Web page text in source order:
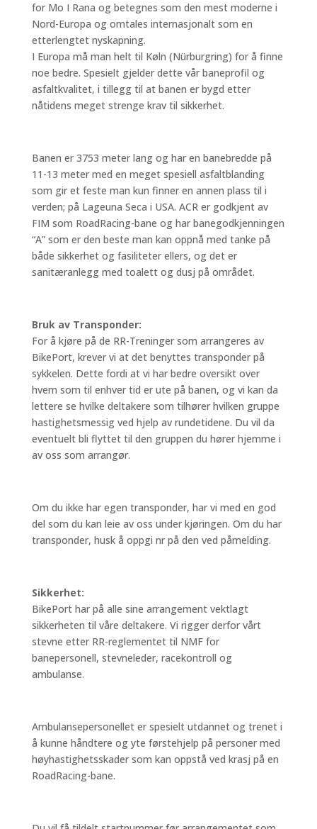
for Mo I Rana og betegnes som den mest moderne i
Nord-Europa og omtales internasjonalt som en
etterlengtet nyskapning.
I Europa må man helt til Køln (Nürburgring) for å finne
noe bedre. Spesielt gjelder dette vår baneprofil og
asfaltkvalitet, i tillegg til at banen er bygd etter
nåtidens meget strenge krav til sikkerhet.
Banen er 3753 meter lang og har en banebredde på
11-13 meter med en meget spesiell asfaltblanding
som gir et feste man kun finner en annen plass til i
verden; på Lageuna Seca i USA. ACR er godkjent av
FIM som RoadRacing-bane og har banegodkjenningen
“A” som er den beste man kan oppnå med tanke på
både sikkerhet og fasiliteter ellers, og det er
sanitæranlegg med toalett og dusj på området.
Bruk av Transponder:
For å kjøre på de RR-Treninger som arrangeres av
BikePort, krever vi at det benyttes transponder på
sykkelen. Dette fordi at vi har bedre oversikt over
hvem som til enhver tid er ute på banen, og vi kan da
lettere se hvilke deltakere som tilhører hvilken gruppe
hastighetsmessig ved hjelp av rundetidene. Du vil da
eventuelt bli flyttet til den gruppen du hører hjemme i
av oss som arrangør.
Om du ikke har egen transponder, har vi med en god
del som du kan leie av oss under kjøringen. Om du har
transponder, husk å oppgi nr på den ved påmelding.
Sikkerhet:
BikePort har på alle sine arrangement vektlagt
sikkerheten til våre deltakere. Vi rigger derfor vårt
stevne etter RR-reglementet til NMF for
banepersonell, stevneleder, racekontroll og
ambulanse.
Ambulansepersonellet er spesielt utdannet og trenet i
å kunne håndtere og yte førstehjelp på personer med
høyhastighetsskader som kan oppstå ved krasj på en
RoadRacing-bane.